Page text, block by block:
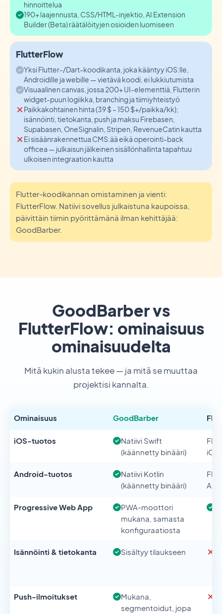
hinnoittelua
190+ laajennusta, CSS/HTML-injektio, AI Extension
Builder (Beta) räätälöityjen osioiden luomiseen
FlutterFlow
Yksi Flutter-/Dart-koodikanta, joka kääntyy iOS:lle,
Androidille ja webille — vietävä koodi, ei lukkiutumista
Visuaalinen canvas, jossa 200+ UI-elementtiä, Flutterin
widget-puun logiikka, branching ja tiimiyhteistyö
Paikkakohtainen hinta (39 $ – 150 $+/paikka/kk);
isännöinti, tietokanta, push ja maksu Firebasen,
Supabasen, OneSignalin, Stripen, RevenueCatin kautta
Ei sisäänrakennettua CMS:ää eikä operointi-back
officea — julkaisun jälkeinen sisällönhallinta tapahtuu
ulkoisen integraation kautta
Flutter-koodikannan omistaminen ja vienti:
FlutterFlow. Natiivi sovellus julkaistuna kaupoissa,
päivittäin tiimin pyörittämänä ilman kehittäjää:
GoodBarber.
GoodBarber vs
FlutterFlow: ominaisuus
ominaisuudelta
Mitä kukin alusta tekee — ja mitä se muuttaa
projektisi kannalta.
Ominaisuus GoodBarber
iOS-tuotos
Natiivi Swift
(käännetty binääri)
Android-tuotos
Natiivi Kotlin
(käännetty binääri)
Progressive Web App
PWA-moottori
mukana, samasta
konfiguraatiosta
Isännöinti & tietokanta Sisältyy tilaukseen
Push-ilmoitukset
Mukana,
segmentoidut, jopa